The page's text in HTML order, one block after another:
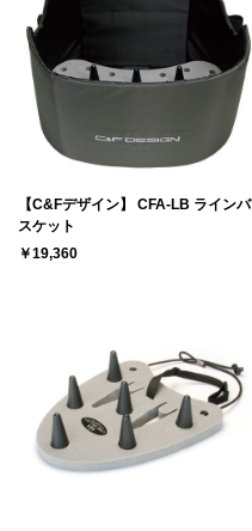
【C&Fデザイン】 CFA-LB ラインバ
スケット
￥19,360